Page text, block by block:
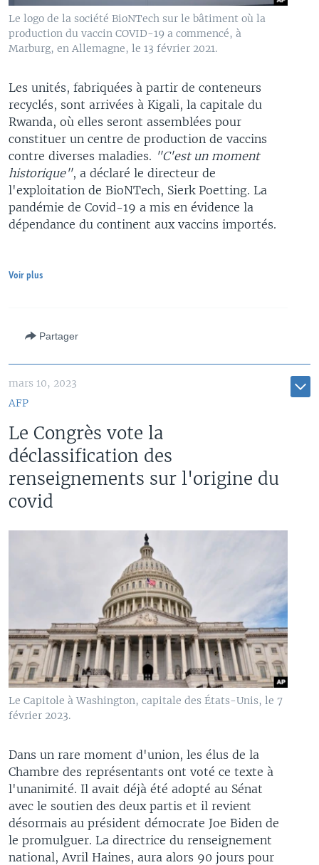
Le logo de la société BioNTech sur le bâtiment où la
production du vaccin COVID-19 a commencé, à
Marburg, en Allemagne, le 13 février 2021.
Les unités, fabriquées à partir de conteneurs
recyclés, sont arrivées à Kigali, la capitale du
Rwanda, où elles seront assemblées pour
constituer un centre de production de vaccins
contre diverses maladies. "C'est un moment
historique", a déclaré le directeur de
l'exploitation de BioNTech, Sierk Poetting. La
pandémie de Covid-19 a mis en évidence la
dépendance du continent aux vaccins importés.
Voir plus
Partager
mars 10, 2023
AFP
Le Congrès vote la
déclassification des
renseignements sur l'origine du
covid
Le Capitole à Washington, capitale des États-Unis, le 7
février 2023.
Dans un rare moment d'union, les élus de la
Chambre des représentants ont voté ce texte à
l'unanimité. Il avait déjà été adopté au Sénat
avec le soutien des deux partis et il revient
désormais au président démocrate Joe Biden de
le promulguer. La directrice du renseignement
national, Avril Haines, aura alors 90 jours pour